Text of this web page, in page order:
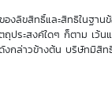
ลิขสิทธิ์และสิทธิในฐาน
ประสงค์ใดๆ ก็ตาม เ
าวข้างต้น บริษัทมีสิท